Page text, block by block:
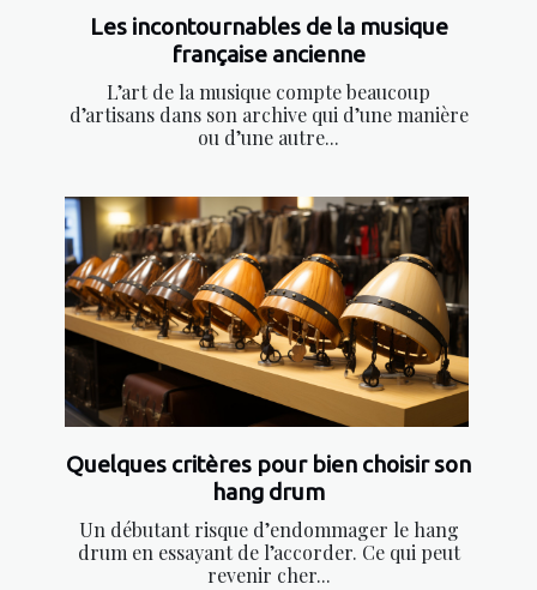
Les incontournables de la musique
française ancienne
L’art de la musique compte beaucoup
d’artisans dans son archive qui d’une manière
ou d’une autre...
Quelques critères pour bien choisir son
hang drum
Un débutant risque d’endommager le hang
drum en essayant de l’accorder. Ce qui peut
revenir cher...